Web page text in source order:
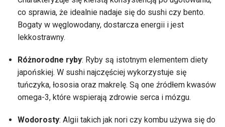
co sprawia, że idealnie nadaje się do sushi czy bento.
Bogaty w węglowodany, dostarcza energii i jest
lekkostrawny.
Różnorodne ryby: Ryby są istotnym elementem diety
japońskiej. W sushi najczęściej wykorzystuje się
tuńczyka, łososia oraz makrelę. Są one źródłem kwasów
omega-3, które wspierają zdrowie serca i mózgu.
Wodorosty: Algii takich jak nori czy kombu używa się do